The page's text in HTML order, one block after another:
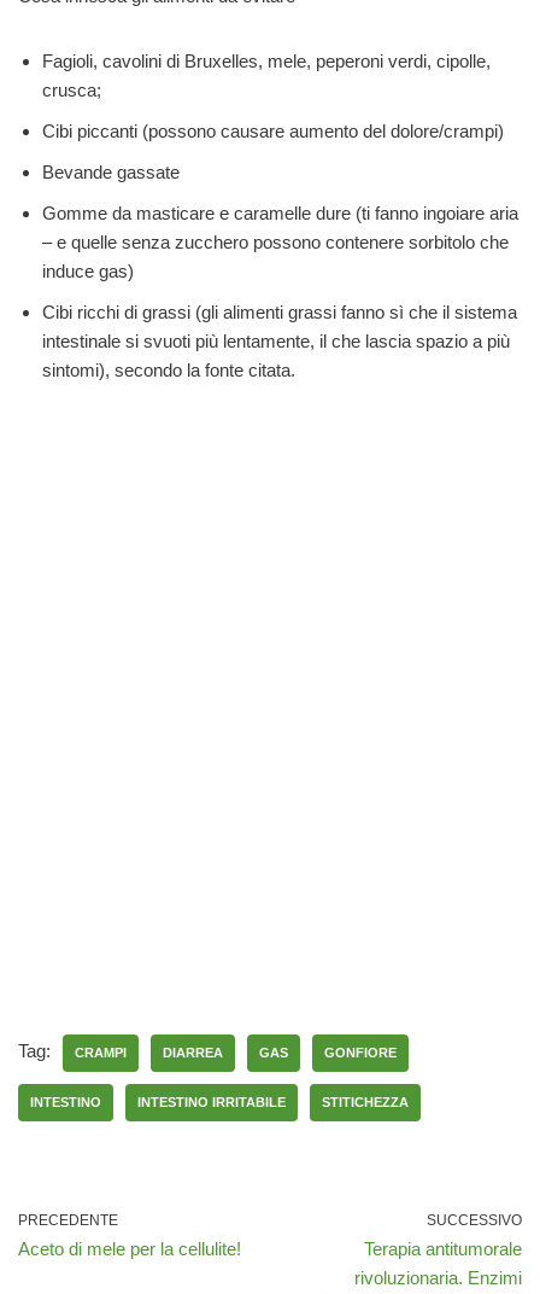
Fagioli, cavolini di Bruxelles, mele, peperoni verdi, cipolle,
crusca;
Cibi piccanti (possono causare aumento del dolore/crampi)
Bevande gassate
Gomme da masticare e caramelle dure (ti fanno ingoiare aria
– e quelle senza zucchero possono contenere sorbitolo che
induce gas)
Cibi ricchi di grassi (gli alimenti grassi fanno sì che il sistema
intestinale si svuoti più lentamente, il che lascia spazio a più
sintomi), secondo la fonte citata.
Tag: CRAMPI DIARREA GAS GONFIORE
INTESTINO INTESTINO IRRITABILE STITICHEZZA
PRECEDENTE
Aceto di mele per la cellulite!
SUCCESSIVO
Terapia antitumorale
rivoluzionaria. Enzimi